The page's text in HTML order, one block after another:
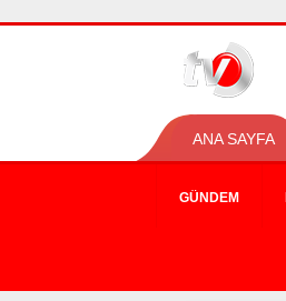
ANA SAYFA
GÜNDEM